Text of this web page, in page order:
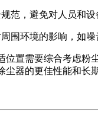
范，避免对人员和
周围环境的影响，如
位置需要综合考虑粉
器的更佳性能和长